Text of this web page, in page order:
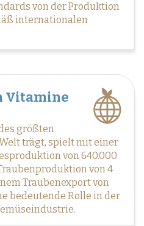
von der Produktion
internationalen
Vitamine
größten
trägt, spielt mit einer
von 640.000
von 4
Traubenexport von
bedeutende Rolle in der